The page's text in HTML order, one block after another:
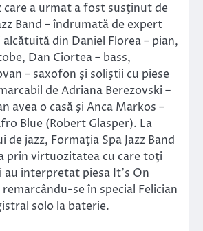
care a urmat a fost susţinut de
Band – îndrumată de expert
din Daniel Florea – pian,
Dan Ciortea – bass,
– saxofon şi soliştii cu piese
de Adriana Berezovski –
avea o casă şi Anca Markos –
Blue (Robert Glasper). La
jazz, Formaţia Spa Jazz Band
prin virtuozitatea cu care toţi
au interpretat piesa It’s On
se în special Felician
solo la baterie.